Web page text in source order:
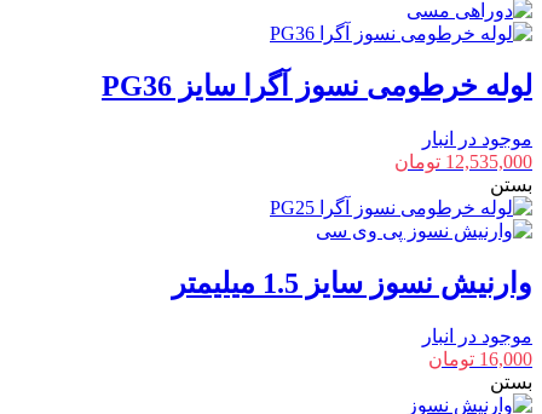
لوله خرطومی نسوز آگرا سایز PG36
موجود در انبار
12,535,000 تومان
بستن
وارنیش نسوز سایز 1.5 میلیمتر
موجود در انبار
16,000 تومان
بستن